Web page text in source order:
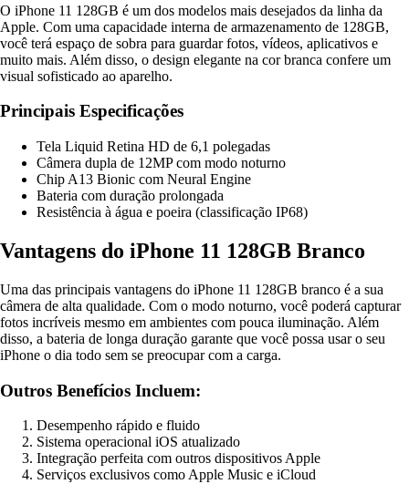
O iPhone 11 128GB é um dos modelos mais desejados da linha da
Apple. Com uma capacidade interna de armazenamento de 128GB,
você terá espaço de sobra para guardar fotos, vídeos, aplicativos e
muito mais. Além disso, o design elegante na cor branca confere um
visual sofisticado ao aparelho.
Principais Especificações
Tela Liquid Retina HD de 6,1 polegadas
Câmera dupla de 12MP com modo noturno
Chip A13 Bionic com Neural Engine
Bateria com duração prolongada
Resistência à água e poeira (classificação IP68)
Vantagens do iPhone 11 128GB Branco
Uma das principais vantagens do iPhone 11 128GB branco é a sua
câmera de alta qualidade. Com o modo noturno, você poderá capturar
fotos incríveis mesmo em ambientes com pouca iluminação. Além
disso, a bateria de longa duração garante que você possa usar o seu
iPhone o dia todo sem se preocupar com a carga.
Outros Benefícios Incluem:
Desempenho rápido e fluido
Sistema operacional iOS atualizado
Integração perfeita com outros dispositivos Apple
Serviços exclusivos como Apple Music e iCloud